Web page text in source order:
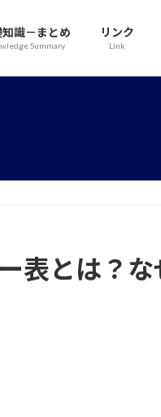
識－まとめ
Summary
リンク
Link
表とは？